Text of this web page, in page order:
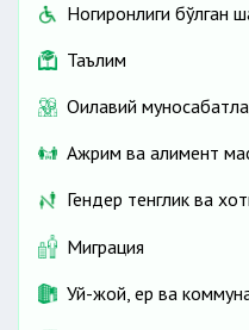
Ногиронлиги бўлган
Таълим
Оилавий
Ажрим ва алимент
Гендер тенглик ва
Миграция
Уй-жой, ер ва